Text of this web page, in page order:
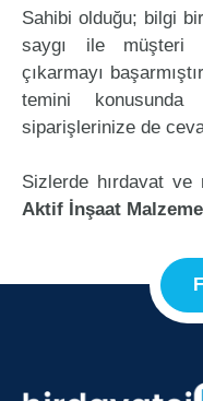
Sahibi olduğu; bilgi
saygı ile müşteri
çıkarmayı
temini
siparişlerinize de
Sizlerde hırdavat ve
Aktif İnşaat